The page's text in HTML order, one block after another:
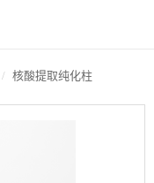
核酸提取纯化柱